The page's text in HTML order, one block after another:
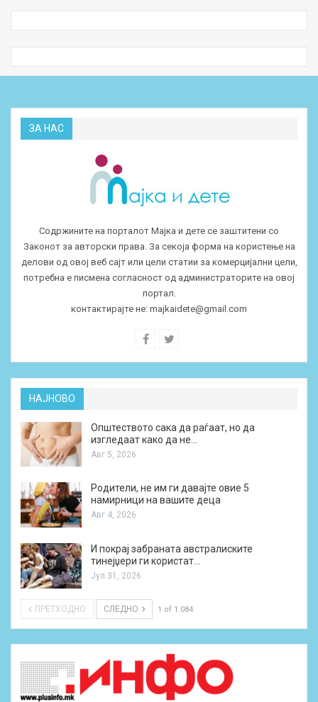
ЗА НАС
Содржините на порталот Мајка и дете се заштитени со
Законот за авторски права. За секоја форма на користење на
делови од овој веб сајт или цели статии за комерцијални цели,
потребна е писмена согласност од администраторите на овој
портал.
контактирајте не: majkaidete@gmail.com
НАЈНОВО
Општеството сака да раѓаат, но да
изгледаат како да не…
Авг 5, 2026
Родители, не им ги давајте овие 5
намирници на вашите деца
Авг 4, 2026
И покрај забраната австралиските
тинејџери ги користат…
Јул 31, 2026
ПРЕТХОДНО СЛЕДНО 1 of 1.084